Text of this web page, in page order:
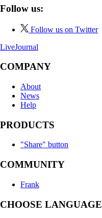
Follow us:
Follow us on Twitter
LiveJournal
COMPANY
About
News
Help
PRODUCTS
"Share" button
COMMUNITY
Frank
CHOOSE LANGUAGE